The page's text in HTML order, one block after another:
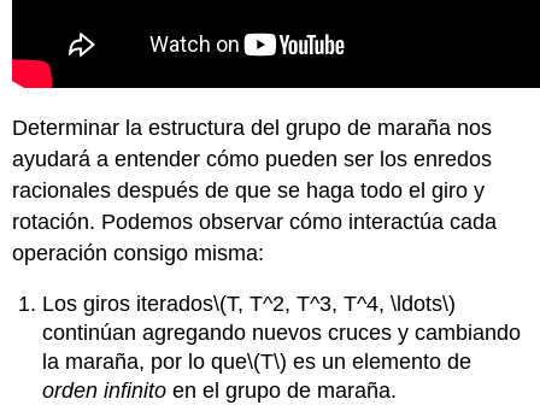
grupo
Tangle
sobre
números
racionales
\
(1.2.4\) Ejercicios
Determinar la estructura del grupo de maraña nos
ayudará a entender cómo pueden ser los enredos
racionales después de que se haga todo el giro y
rotación. Podemos observar cómo interactúa cada
operación consigo misma:
Los giros iterados\(T, T^2, T^3, T^4, \ldots\)
continúan agregando nuevos cruces y cambiando
la maraña, por lo que\(T\) es un elemento de
orden infinito en el grupo de maraña.